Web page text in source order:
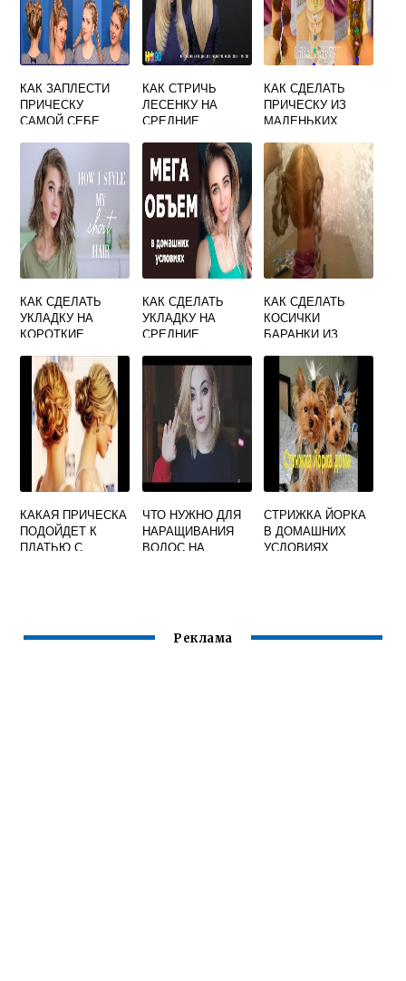
КАК ЗАПЛЕСТИ
ПРИЧЕСКУ
САМОЙ СЕБЕ
КАК СТРИЧЬ
ЛЕСЕНКУ НА
СРЕДНИЕ
КАК СДЕЛАТЬ
ПРИЧЕСКУ ИЗ
МАЛЕНЬКИХ
КАК СДЕЛАТЬ
УКЛАДКУ НА
КОРОТКИЕ
УТЮЖКОМ
КАК СДЕЛАТЬ
УКЛАДКУ НА
СРЕДНИЕ
ДОМАШНИХ
УСЛОВИЯХ
КАК СДЕЛАТЬ
КОСИЧКИ
БАРАНКИ ИЗ
КАКАЯ ПРИЧЕСКА
ПОДОЙДЕТ К
ПЛАТЬЮ С
ЧТО НУЖНО ДЛЯ
НАРАЩИВАНИЯ
ВОЛОС НА
СТРИЖКА ЙОРКА
В ДОМАШНИХ
УСЛОВИЯХ
Реклама